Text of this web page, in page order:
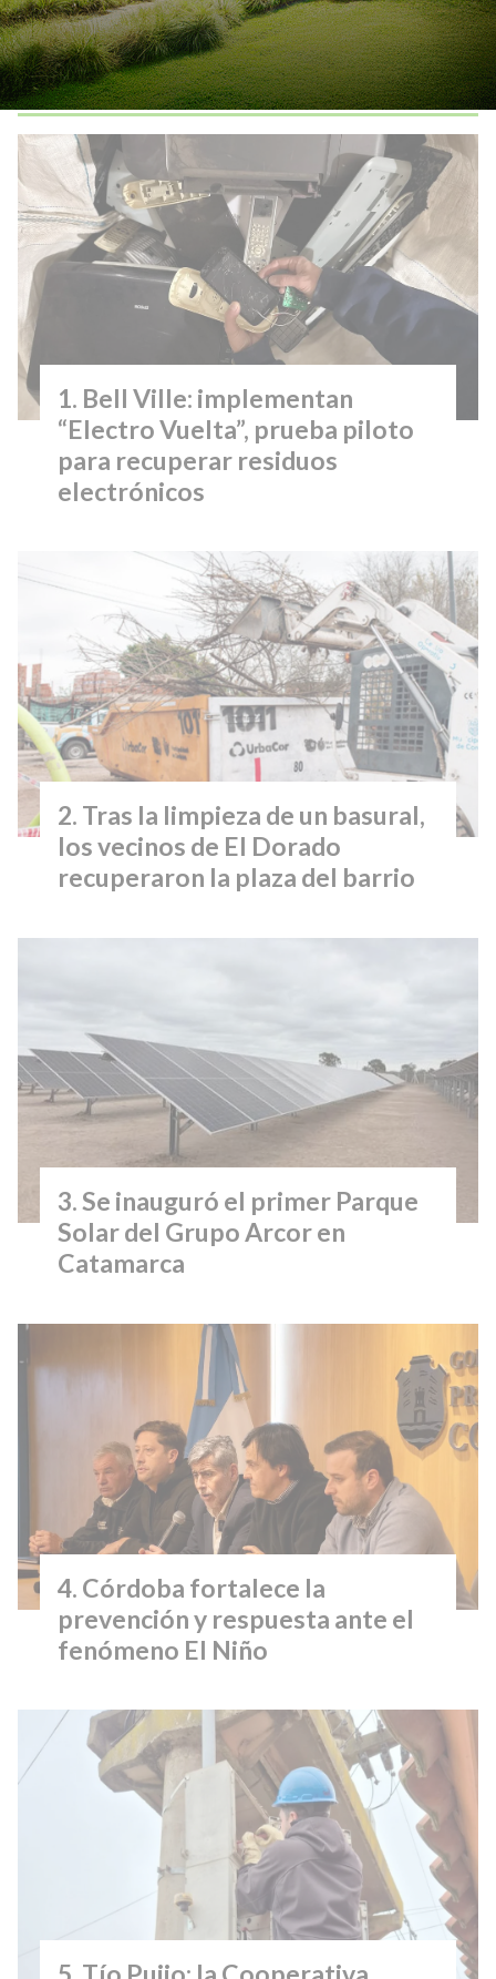
Lo más visto
Bell Ville: implementan
“Electro Vuelta”, prueba piloto
para recuperar residuos
electrónicos
Tras la limpieza de un basural,
los vecinos de El Dorado
recuperaron la plaza del barrio
Se inauguró el primer Parque
Solar del Grupo Arcor en
Catamarca
Córdoba fortalece la
prevención y respuesta ante el
fenómeno El Niño